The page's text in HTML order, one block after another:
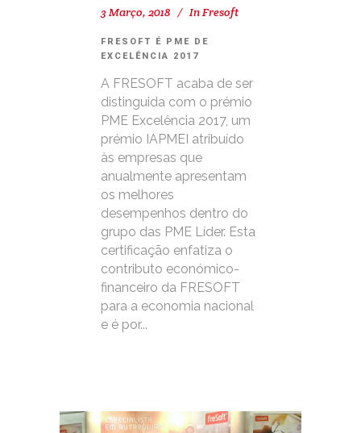
3 Março, 2018 InFresoft
FRESOFT É PME DE
EXCELÊNCIA 2017
A FRESOFT acaba de ser
distinguida com o prémio
PME Excelência 2017, um
prémio IAPMEI atribuído
às empresas que
anualmente apresentam
os melhores
desempenhos dentro do
grupo das PME Líder. Esta
certificação enfatiza o
contributo económico-
financeiro da FRESOFT
para a economia nacional
e é por...